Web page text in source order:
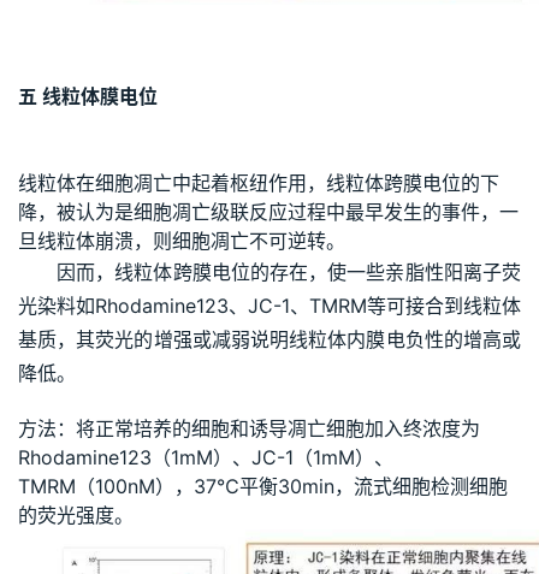
五 线粒体膜电位
线粒体在细胞凋亡中起着枢纽作用，线粒体跨膜电位的下
降，被认为是细胞凋亡级联反应过程中最早发生的事件，一
旦线粒体崩溃，则细胞凋亡不可逆转。
因而，线粒体跨膜电位的存在，使一些亲脂性阳离子荧
光染料如Rhodamine123、JC-1、TMRM等可接合到线粒体
基质，其荧光的增强或减弱说明线粒体内膜电负性的增高或
降低。
方法：将正常培养的细胞和诱导凋亡细胞加入终浓度为
Rhodamine123（1mM）、JC-1（1mM）、
TMRM（100nM），37℃平衡30min，流式细胞检测细胞
的荧光强度。